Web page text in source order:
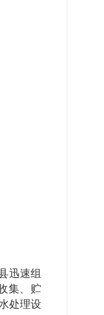
迅速组
集、贮
处理设